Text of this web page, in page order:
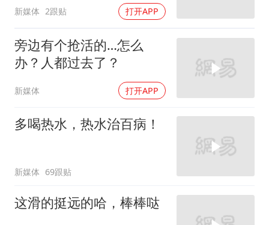
新媒体 2跟贴 打开APP
旁边有个抢活的…怎么
办？人都过去了？
新媒体 打开APP
多喝热水，热水治百病！
新媒体 69跟贴
这滑的挺远的哈，棒棒哒